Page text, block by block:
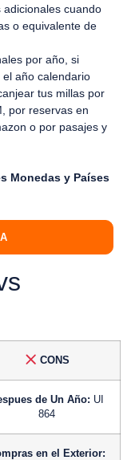
adicionales cuando
o equivalente de
por año, si
año calendario
tus millas por
por reservas en
o por pasajes y
Monedas y Países
CONS
de Un Año: UI
864
en el Exterior: